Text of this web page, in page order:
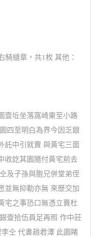
騎縫章，共1枚 其他：
壹坵坐落窩崎東至小路
四至明白為界今因乏銀
託中引就賣 與黃宅三面
收訖其園隨付黃宅前去
及子孫與胞兄併堂弟侄
並無抑勒亦無 來歷交加
宅之事恐口無憑立賣杜
壹拾伍員足再照 作中莊
仝 代書趙君澤 此園睹